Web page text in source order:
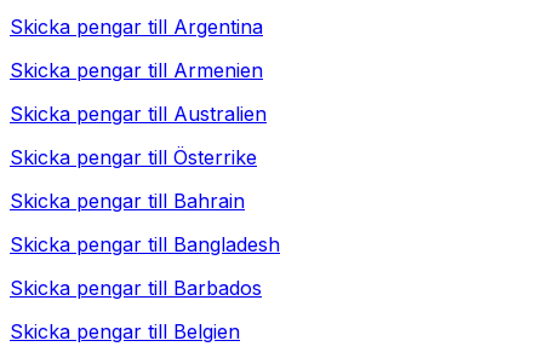
Skicka pengar till Argentina
Skicka pengar till Armenien
Skicka pengar till Australien
Skicka pengar till Österrike
Skicka pengar till Bahrain
Skicka pengar till Bangladesh
Skicka pengar till Barbados
Skicka pengar till Belgien